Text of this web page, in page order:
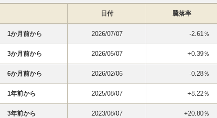
日付 騰落率
1か月前から 2026/07/07 -2.61％
3か月前から 2026/05/07 +0.39％
6か月前から 2026/02/06 -0.28％
1年前から 2025/08/07 +8.22％
3年前から 2023/08/07 +20.80％